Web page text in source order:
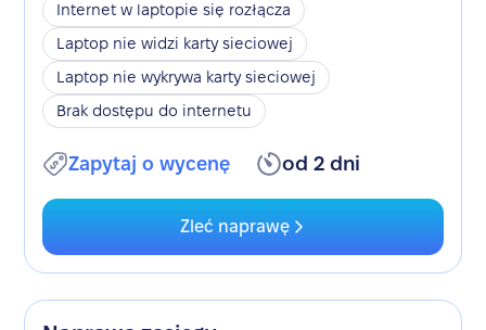
Internet w laptopie się rozłącza
Laptop nie widzi karty sieciowej
Laptop nie wykrywa karty sieciowej
Brak dostępu do internetu
Zapytaj o wycenę od 2 dni
Zleć naprawę